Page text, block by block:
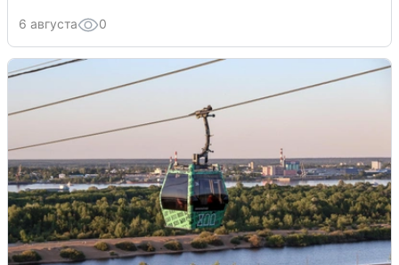
6 августа 0